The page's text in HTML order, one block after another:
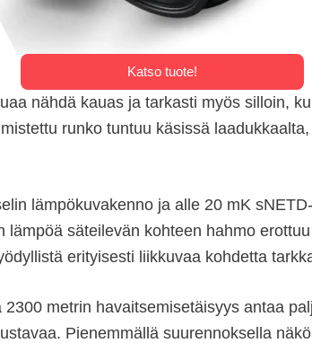
Katso tuote!
nähdä kauas ja tarkasti myös silloin,
runko tuntuu käsissä
lämpökuvakenno ja alle 20 mK
säteilevän kohteen hahmo
erityisesti liikkuvaa kohdetta
metrin havaitsemisetäisyys antaa
Pienemmällä suurennoksella